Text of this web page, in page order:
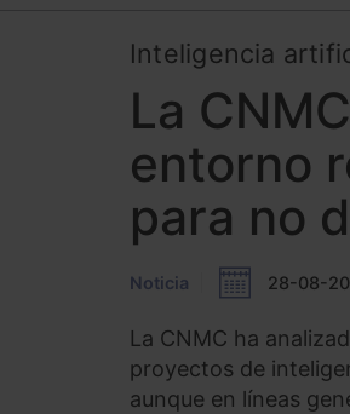
Inteligencia
La
entorno
para no
Noticia 28-08-
La CNMC ha
proyectos de
aunque en líneas